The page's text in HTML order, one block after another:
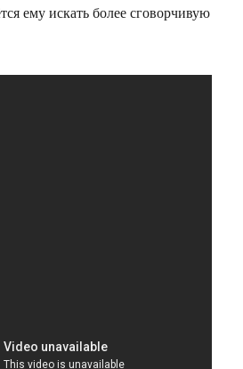
ему искать более сговорчивую